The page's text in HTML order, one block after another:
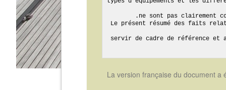
Le présent résumé des faits
servir de cadre de référence
La version française du document